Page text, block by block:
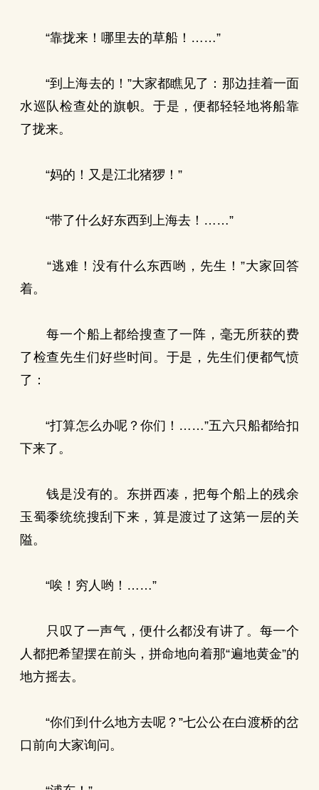
“靠拢来！哪里去的草船！……”
“到上海去的！”大家都瞧见了：那边挂着一面
水巡队检查处的旗帜。于是，便都轻轻地将船靠
了拢来。
“妈的！又是江北猪猡！”
“带了什么好东西到上海去！……”
“逃难！没有什么东西哟，先生！”大家回答
着。
每一个船上都给搜查了一阵，毫无所获的费
了检查先生们好些时间。于是，先生们便都气愤
了：
“打算怎么办呢？你们！……”五六只船都给扣
下来了。
钱是没有的。东拼西凑，把每个船上的残余
玉蜀黍统统搜刮下来，算是渡过了这第一层的关
隘。
“唉！穷人哟！……”
只叹了一声气，便什么都没有讲了。每一个
人都把希望摆在前头，拼命地向着那“遍地黄金”的
地方摇去。
“你们到什么地方去呢？”七公公在白渡桥的岔
口前向大家询问。